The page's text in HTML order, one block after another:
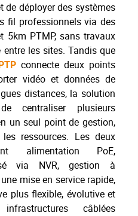
de déployer des systèmes
fil professionnels via des
5km PTMP, sans travaux
les sites. Tandis que
connecte deux points
vidéo et données de
distances, la solution
centraliser plusieurs
un seul point de gestion,
ressources. Les deux
alimentation PoE,
via NVR, gestion à
mise en service rapide,
plus flexible, évolutive et
câblées